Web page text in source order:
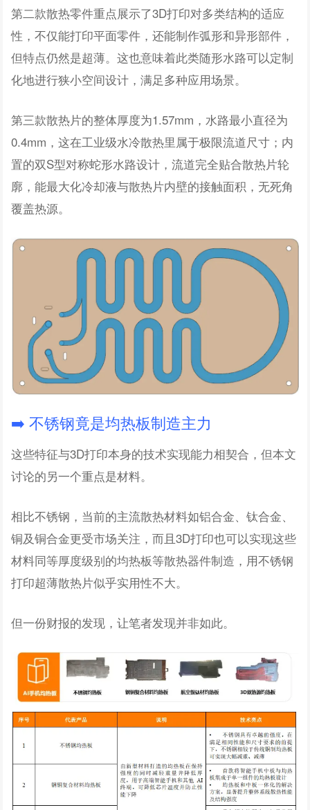
第二款散热零件重点展示了3D打印对多类结构的适应
性，不仅能打印平面零件，还能制作弧形和异形部件，
但特点仍然是超薄。这也意味着此类随形水路可以定制
化地进行狭小空间设计，满足多种应用场景。
第三款散热片的整体厚度为1.57mm，水路最小直径为
0.4mm，这在工业级水冷散热里属于极限流道尺寸；内
置的双S型对称蛇形水路设计，流道完全贴合散热片轮
廓，能最大化冷却液与散热片内壁的接触面积，无死角
覆盖热源。
➡️ 不锈钢竟是均热板制造主力
这些特征与3D打印本身的技术实现能力相契合，但本文
讨论的另一个重点是材料。
相比不锈钢，当前的主流散热材料如铝合金、钛合金、
铜及铜合金更受市场关注，而且3D打印也可以实现这些
材料同等厚度级别的均热板等散热器件制造，用不锈钢
打印超薄散热片似乎实用性不大。
但一份财报的发现，让笔者发现并非如此。